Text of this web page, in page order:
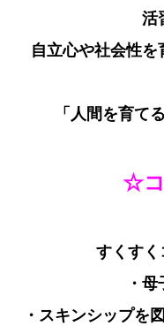
活
自立心や社会性を
「人間を育て
☆
すくすく
・
・スキンシップを